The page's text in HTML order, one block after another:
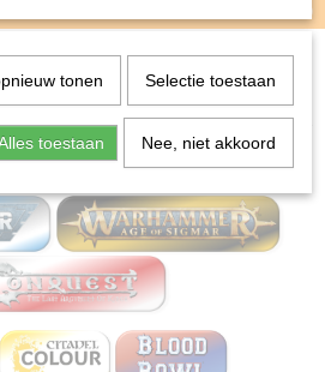
(0)
Board wargames - Mox
tonen Selectie toestaan
toestaan Nee, niet akkoord